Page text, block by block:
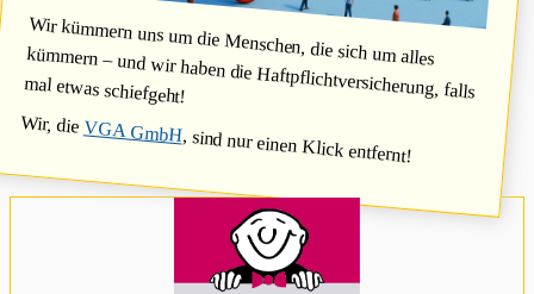
Wir kümmern uns um die Menschen, die sich um alles
kümmern – und wir haben die Haftpflichtversicherung, falls
mal etwas schiefgeht!
Wir, dieVGA GmbH, sind nur einen Klick entfernt!